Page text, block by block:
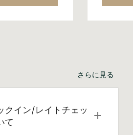
さらに見る
クイン/レイトチェッ
て